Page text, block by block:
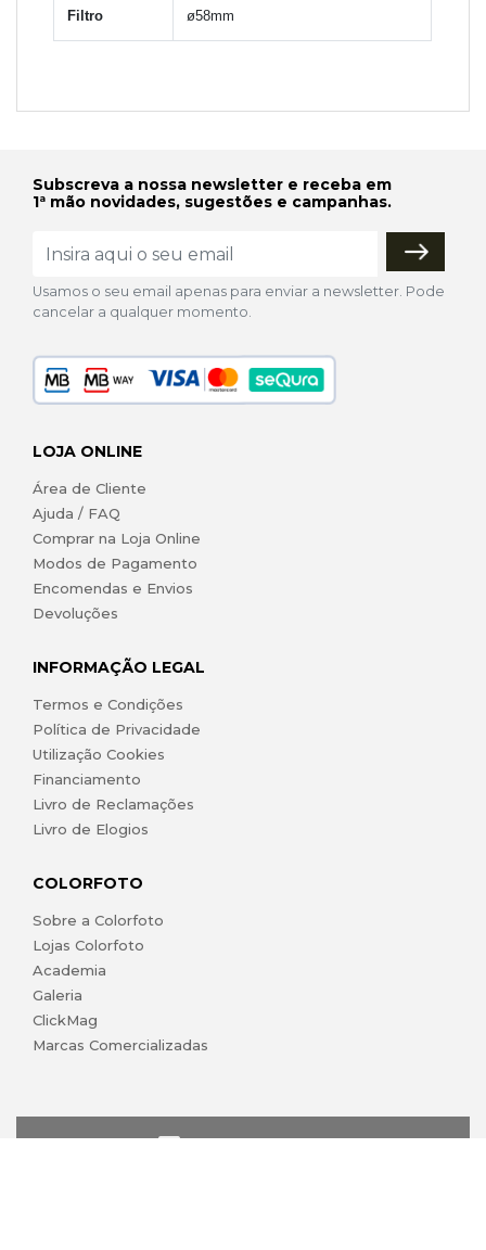
Filtro ø58mm
Subscreva a nossa newsletter e receba em
1ª mão novidades, sugestões e campanhas.
Usamos o seu email apenas para enviar a newsletter. Pode
cancelar a qualquer momento.
LOJA ONLINE
Área de Cliente
Ajuda / FAQ
Comprar na Loja Online
Modos de Pagamento
Encomendas e Envios
Devoluções
INFORMAÇÃO LEGAL
Termos e Condições
Política de Privacidade
Utilização Cookies
Financiamento
Livro de Reclamações
Livro de Elogios
COLORFOTO
Sobre a Colorfoto
Lojas Colorfoto
Academia
Galeria
ClickMag
Marcas Comercializadas
lojaonline@colorfoto.pt